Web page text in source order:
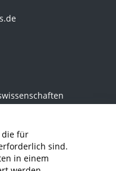
die für
sind.
in einem